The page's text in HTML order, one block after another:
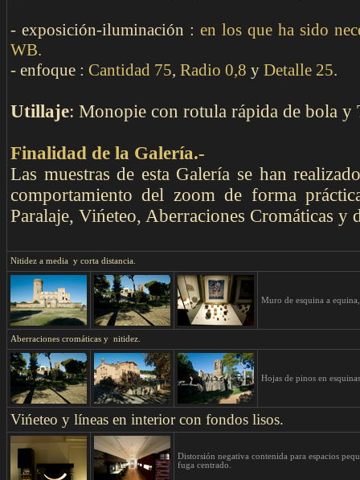
- exposición-iluminación : en los que ha sido
WB.
- enfoque : Cantidad 75, Radio 0,8 y Detalle 25.
Utillaje: Monopie con rotula rápida de bola y
Finalidad de la Galería.-
Las muestras de esta Galería se han
comportamiento del zoom de forma
Paralaje, Vińeteo, Aberraciones Cromáticas y
Nitidez a media y corta distancia.
Muro de esquina a
Aberraciones cromáticas y nitidez.
Hojas de pinos en
Vińeteo y líneas en interior con fondos lisos.
Distorsión negativa contenida para espacios
fuga centrado.